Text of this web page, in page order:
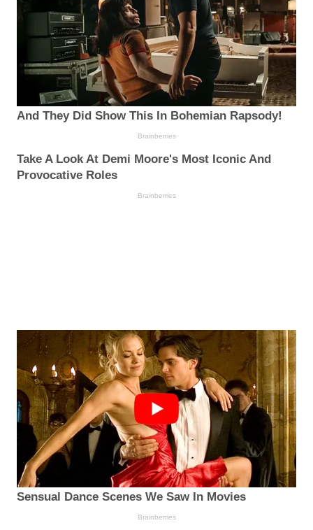
And They Did Show This In Bohemian Rapsody!
Brainberries
Take A Look At Demi Moore's Most Iconic And
Provocative Roles
Brainberries
Sensual Dance Scenes We Saw In Movies
Brainberries